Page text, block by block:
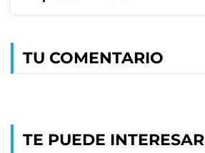
TU COMENTARIO
TE PUEDE INTERESAR